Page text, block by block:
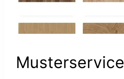
Musterservice